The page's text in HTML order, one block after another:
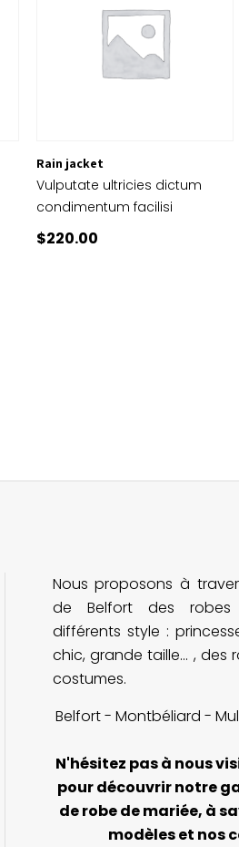
Rain jacket
Vulputate ultricies dictum
condimentum facilisi
$220.00
Nous proposons à
de Belfort des
différents style :
chic, grande taille... , des
costumes.
Belfort - Montbéliard -
N'hésitez pas à nous
pour découvrir notre
de robe de mariée, à
modèles et nos